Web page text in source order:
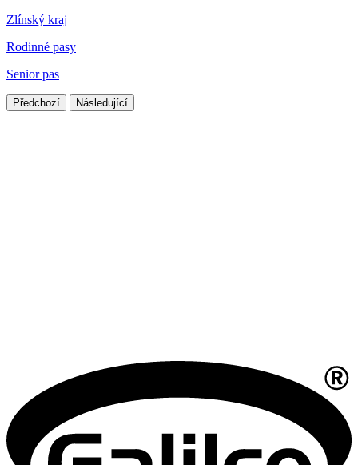
Zlínský kraj
Rodinné pasy
Senior pas
Předchozí Následující